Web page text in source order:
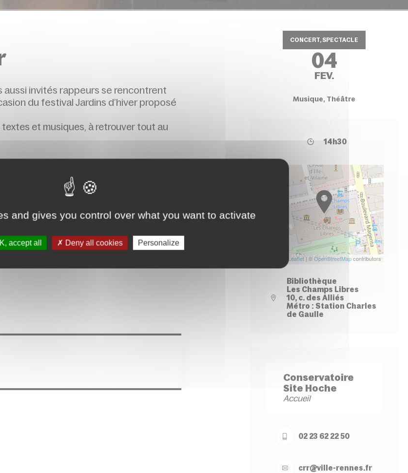
invités rappeurs se rencontrent
du festival Jardins d’hiver proposé
et musiques, à retrouver tout au
CONCERT, SPECTACLE
04
FEV.
Musique, Théâtre
14h30
Leaflet| ©OpenStreetMapcontributors
Bibliothèque
Les Champs Libres
10, c. des Alliés
Métro : Station Charles
de Gaulle
Conservatoire
Site Hoche
Accueil
02 23 62 22 50
crr@ville-rennes.fr
and gives you control over what you want to activate
accept all Deny all cookies Personalize